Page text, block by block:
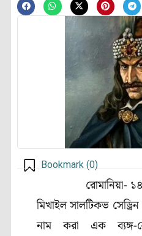
Bookmark (0)
রোমানিয়া-
মিখাইল সালটিকভ
নাম করা এক